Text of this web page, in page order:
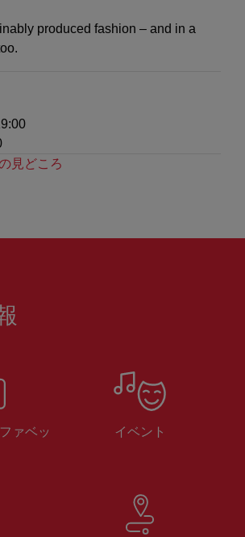
produced fashion – and in a
見どころ
ァベッ
イベント